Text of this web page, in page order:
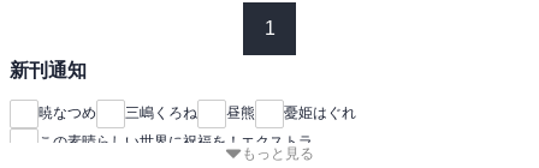
1
新刊通知
暁なつめ 三嶋くろね 昼熊
憂姫はぐれ
この素晴らしい世界に祝福を！エクストラ
もっと見る